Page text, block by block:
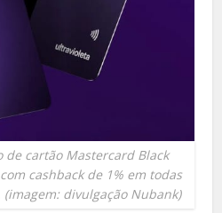
de cartão Mastercard Black
cashback de 1% em todas
divulgação Nubank)